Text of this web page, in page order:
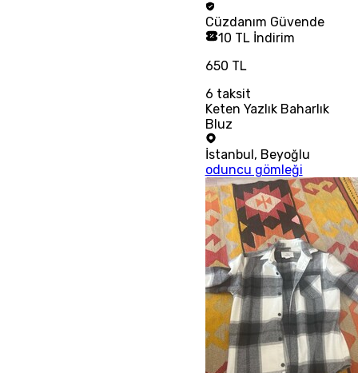
Cüzdanım Güvende
10 TL İndirim
650 TL
6 taksit
Keten Yazlık Baharlık
Bluz
İstanbul , Beyoğlu
oduncu gömleği